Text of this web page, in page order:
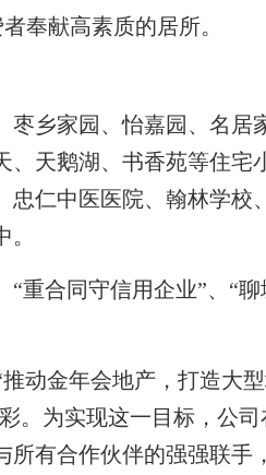
奉献高素质的居所。
乡家园、怡嘉园、名居
天鹅湖、书香苑等住宅
忠仁中医医院、翰林学校
“重合同守信用企业”、“
推动金年会地产，打造大
。为实现这一目标，公司
所有合作伙伴的强强联手